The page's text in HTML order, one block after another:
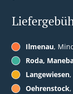
Ilmenau,
Roda,
Langewiesen
Oehrenstock